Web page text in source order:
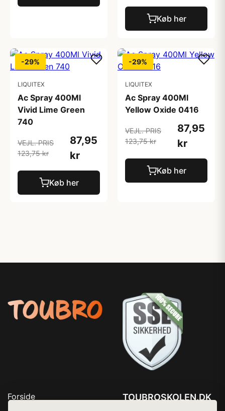
Køb her
-29%
LIQUITEX
Ac Spray 400Ml
Vivid Lime Green
740
VEJL. PRIS
123,75 kr
87,95
kr
Køb her
-29%
LIQUITEX
Ac Spray 400Ml
Yellow Oxide 0416
VEJL. PRIS
123,75 kr
87,95
kr
Køb her
Forside
TOUBROSKOLEN.DK